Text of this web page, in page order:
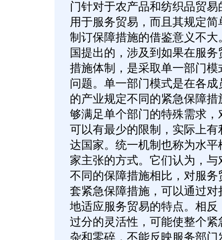
门针对于农产品和纺织品贸
用于服务贸易，而且其规定
制订保障措施的借鉴意义不
国提出的，涉及到如果在服
措施体制，是采取单一部门
问题。单一部门模式是在各
的产业规定不同的紧急保障
够满足单个部门的特殊需求
可以有最少的限制，实际上
达国家。统一机制也称为水
家主张的方式。它们认为，
不同的保障措施相比，对服
套紧急保障措施，可以通过
地适应服务贸易的特点。相
过分的灵活性，可能使整个
杂和零碎，不能反映服务部